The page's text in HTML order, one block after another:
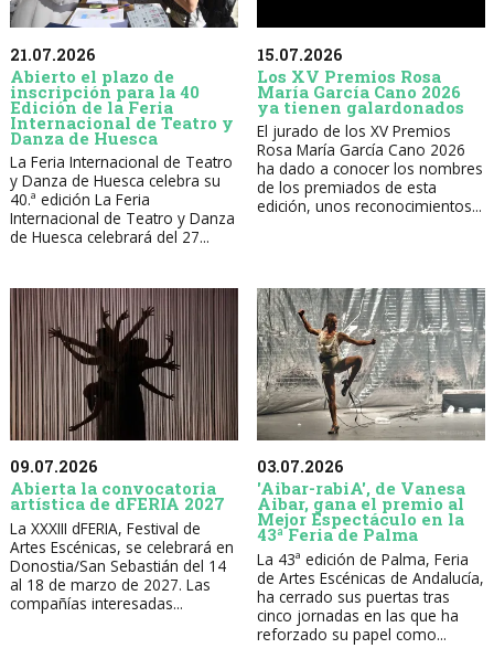
21.07.2026
Abierto el plazo de
inscripción para la 40
Edición de la Feria
Internacional de Teatro y
Danza de Huesca
La Feria Internacional de Teatro
y Danza de Huesca celebra su
40.ª edición La Feria
Internacional de Teatro y Danza
de Huesca celebrará del 27...
15.07.2026
Los XV Premios Rosa
María García Cano 2026
ya tienen galardonados
El jurado de los XV Premios
Rosa María García Cano 2026
ha dado a conocer los nombres
de los premiados de esta
edición, unos reconocimientos...
09.07.2026
Abierta la convocatoria
artística de dFERIA 2027
La XXXIII dFERIA, Festival de
Artes Escénicas, se celebrará en
Donostia/San Sebastián del 14
al 18 de marzo de 2027. Las
compañías interesadas...
03.07.2026
'Aibar-rabiA', de Vanesa
Aibar, gana el premio al
Mejor Espectáculo en la
43ª Feria de Palma
La 43ª edición de Palma, Feria
de Artes Escénicas de Andalucía,
ha cerrado sus puertas tras
cinco jornadas en las que ha
reforzado su papel como...